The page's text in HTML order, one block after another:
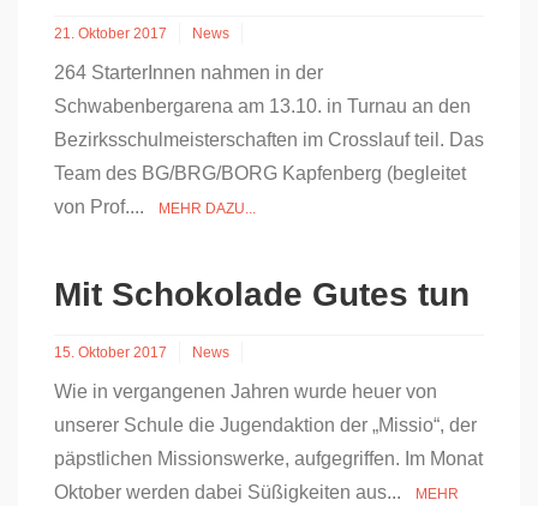
21. Oktober 2017 News
264 StarterInnen nahmen in der
Schwabenbergarena am 13.10. in Turnau an den
Bezirksschulmeisterschaften im Crosslauf teil. Das
Team des BG/BRG/BORG Kapfenberg (begleitet
von Prof....
MEHR DAZU...
Mit Schokolade Gutes tun
15. Oktober 2017 News
Wie in vergangenen Jahren wurde heuer von
unserer Schule die Jugendaktion der „Missio“, der
päpstlichen Missionswerke, aufgegriffen. Im Monat
Oktober werden dabei Süßigkeiten aus...
MEHR